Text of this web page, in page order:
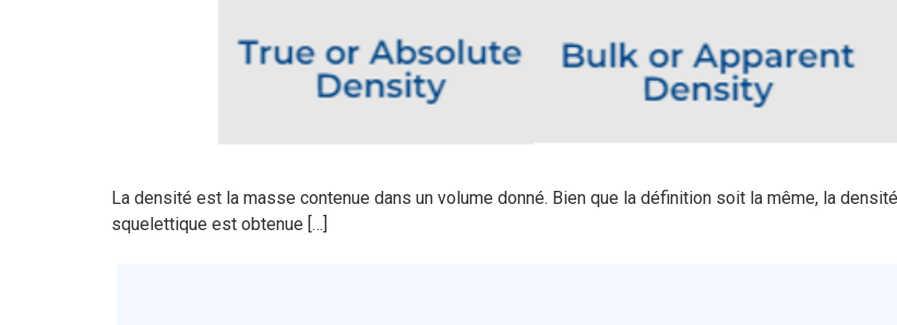
La densité est la masse contenue dans un volume donné. Bien que la définition soit la même, la
squelettique est obtenue […]